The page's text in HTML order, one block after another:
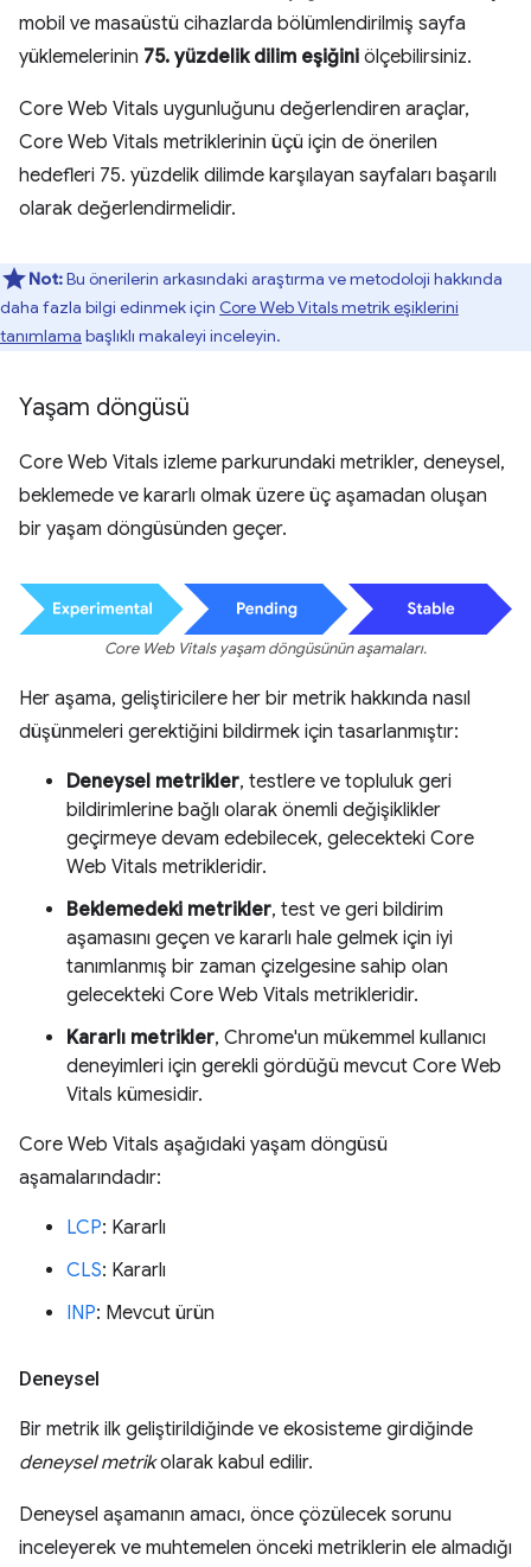
mobil ve masaüstü cihazlarda bölümlendirilmiş sayfa
yüklemelerinin 75. yüzdelik dilim eşiğini ölçebilirsiniz.
Core Web Vitals uygunluğunu değerlendiren araçlar,
Core Web Vitals metriklerinin üçü için de önerilen
hedefleri 75. yüzdelik dilimde karşılayan sayfaları başarılı
olarak değerlendirmelidir.
Not:Bu önerilerin arkasındaki araştırma ve metodoloji hakkında
daha fazla bilgi edinmek için Core Web Vitals metrik eşiklerini
tanımlama başlıklı makaleyi inceleyin.
Yaşam döngüsü
Core Web Vitals izleme parkurundaki metrikler, deneysel,
beklemede ve kararlı olmak üzere üç aşamadan oluşan
bir yaşam döngüsünden geçer.
Core Web Vitals yaşam döngüsünün aşamaları.
Her aşama, geliştiricilere her bir metrik hakkında nasıl
düşünmeleri gerektiğini bildirmek için tasarlanmıştır:
Deneysel metrikler, testlere ve topluluk geri
bildirimlerine bağlı olarak önemli değişiklikler
geçirmeye devam edebilecek, gelecekteki Core
Web Vitals metrikleridir.
Beklemedeki metrikler, test ve geri bildirim
aşamasını geçen ve kararlı hale gelmek için iyi
tanımlanmış bir zaman çizelgesine sahip olan
gelecekteki Core Web Vitals metrikleridir.
Kararlı metrikler, Chrome'un mükemmel kullanıcı
deneyimleri için gerekli gördüğü mevcut Core Web
Vitals kümesidir.
Core Web Vitals aşağıdaki yaşam döngüsü
aşamalarındadır:
LCP: Kararlı
CLS: Kararlı
INP: Mevcut ürün
Deneysel
Bir metrik ilk geliştirildiğinde ve ekosisteme girdiğinde
deneysel metrikolarak kabul edilir.
Deneysel aşamanın amacı, önce çözülecek sorunu
inceleyerek ve muhtemelen önceki metriklerin ele almadığı